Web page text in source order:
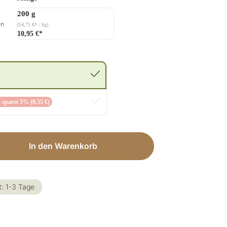
200 g
(54,75 €* / kg)
10,95 €*
sparst 5% (0,55 €)
den gewünschten Wert ein oder
In den Warenkorb
1-3 Tage